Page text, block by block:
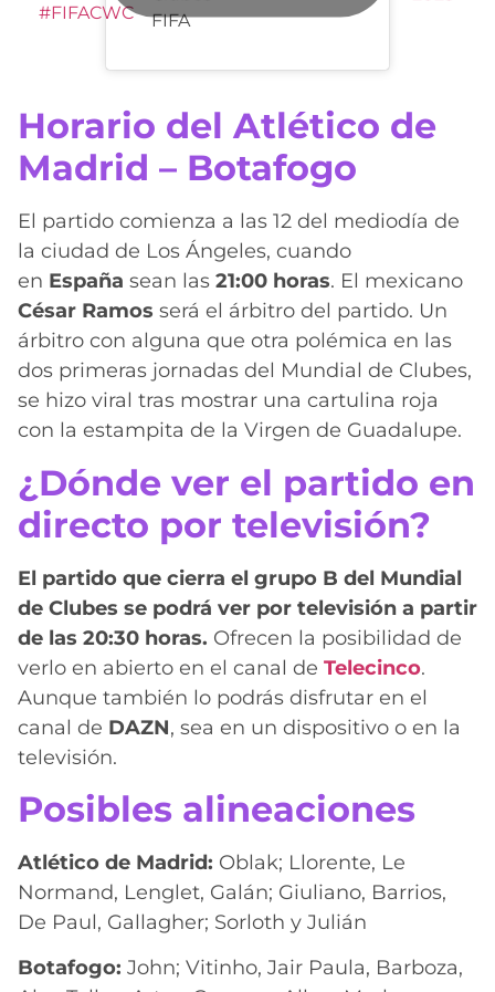
#FIFACWC
FIFA
Horario del Atlético de
Madrid – Botafogo
El partido comienza a las 12 del mediodía de
la ciudad de Los Ángeles, cuando
en España sean las 21:00 horas. El mexicano
César Ramos será el árbitro del partido. Un
árbitro con alguna que otra polémica en las
dos primeras jornadas del Mundial de Clubes,
se hizo viral tras mostrar una cartulina roja
con la estampita de la Virgen de Guadalupe.
¿Dónde ver el partido en
directo por televisión?
El partido que cierra el grupo B del Mundial
de Clubes se podrá ver por televisión a partir
de las 20:30 horas. Ofrecen la posibilidad de
verlo en abierto en el canal de Telecinco.
Aunque también lo podrás disfrutar en el
canal de DAZN, sea en un dispositivo o en la
televisión.
Posibles alineaciones
Atlético de Madrid: Oblak; Llorente, Le
Normand, Lenglet, Galán; Giuliano, Barrios,
De Paul, Gallagher; Sorloth y Julián
Botafogo: John; Vitinho, Jair Paula, Barboza,